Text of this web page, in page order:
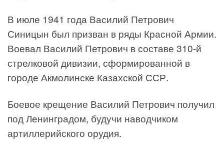
В июле 1941 года Василий Петрович
Синицын был призван в ряды Красной Армии.
Воевал Василий Петрович в составе 310-й
стрелковой дивизии, сформированной в
городе Акмолинске Казахской ССР.
Боевое крещение Василий Петрович получил
под Ленинградом, будучи наводчиком
артиллерийского орудия.